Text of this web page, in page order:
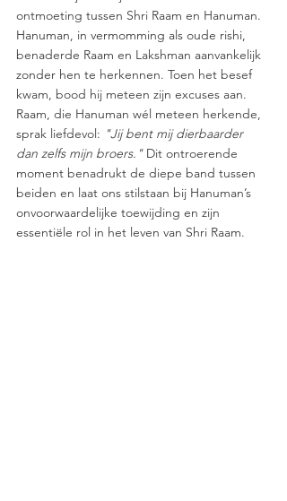
ontmoeting tussen Shri Raam en Hanuman.
Hanuman, in vermomming als oude rishi,
benaderde Raam en Lakshman aanvankelijk
zonder hen te herkennen. Toen het besef
kwam, bood hij meteen zijn excuses aan.
Raam, die Hanuman wél meteen herkende,
sprak liefdevol: "Jij bent mij dierbaarder
dan zelfs mijn broers." Dit ontroerende
moment benadrukt de diepe band tussen
beiden en laat ons stilstaan bij Hanuman’s
onvoorwaardelijke toewijding en zijn
essentiële rol in het leven van Shri Raam.